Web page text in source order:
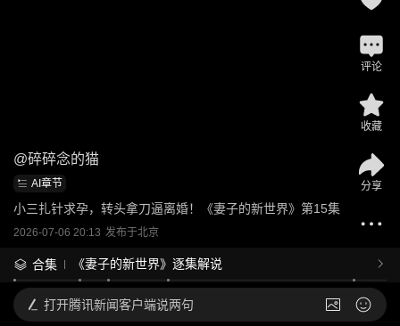
@碎碎念的猫
AI章节
小三扎针求孕，转头拿刀逼离婚！《妻子的新世界》第15集
2026-07-06 20:13 发布于北京
合集 《妻子的新世界》逐集解说
评论
收藏
分享
打开腾讯新闻客户端说两句